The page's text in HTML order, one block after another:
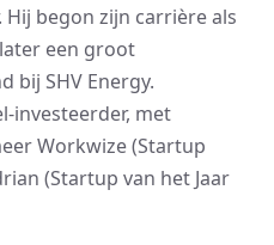
begon zijn carrière als
een groot
bij SHV Energy.
investeerder, met
Workwize (Startup
(Startup van het Jaar